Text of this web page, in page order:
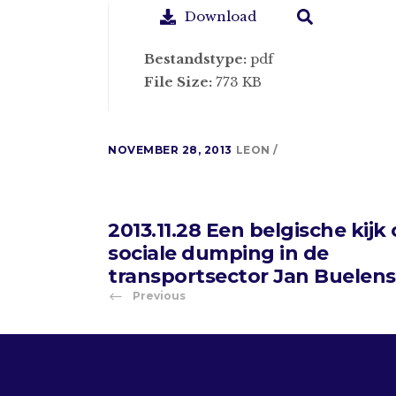
Download
Bestandstype: pdf
File Size: 773 KB
NOVEMBER 28, 2013 LEON
2013.11.28 Een belgische kijk
sociale dumping in de
transportsector Jan Buelens
Previous